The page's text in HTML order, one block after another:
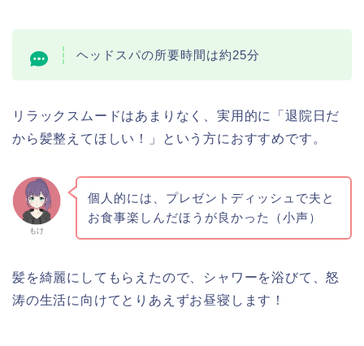
ヘッドスパの所要時間は約25分
リラックスムードはあまりなく、実用的に「退院日だ
から髪整えてほしい！」という方におすすめです。
もけ
個人的には、プレゼントディッシュで夫と
お食事楽しんだほうが良かった（小声）
髪を綺麗にしてもらえたので、シャワーを浴びて、怒
涛の生活に向けてとりあえずお昼寝します！